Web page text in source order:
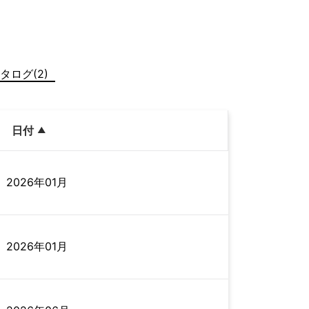
ログ(2)
日付
2026年01月
2026年01月